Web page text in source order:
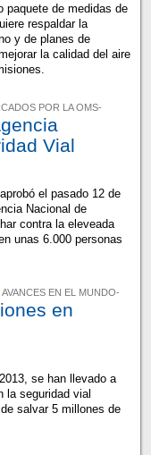
paquete de medidas de
respaldar la
y de planes de
la calidad del aire
POR LA OMS-
Vial
el pasado 12 de
Nacional de
contra la eleveada
unas 6.000 personas
EN EL MUNDO-
en
se han llevado a
la seguridad vial
salvar 5 millones de